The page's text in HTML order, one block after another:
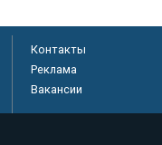
Контакты
Реклама
Вакансии